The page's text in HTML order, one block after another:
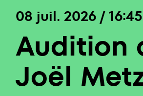
08 juil. 2026 /16:45
Audition
Joël